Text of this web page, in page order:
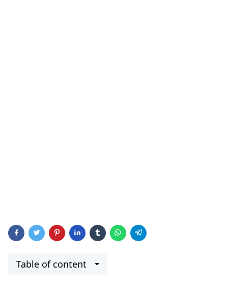
Table of content